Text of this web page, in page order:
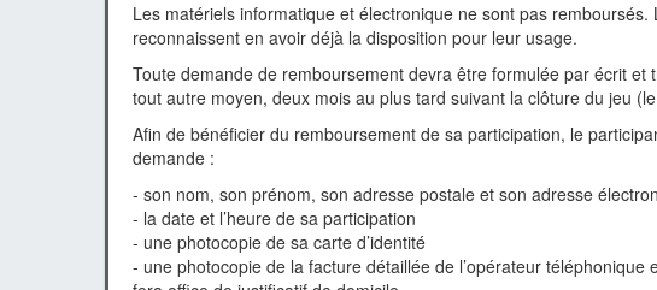
Les matériels informatique et électronique ne sont pas
reconnaissent en avoir déjà la disposition pour leur usage.
Toute demande de remboursement devra être formulée par écrit et
tout autre moyen, deux mois au plus tard suivant la clôture du jeu
Afin de bénéficier du remboursement de sa participation, le
demande :
- son nom, son prénom, son adresse postale et son adresse
- la date et l’heure de sa participation
- une photocopie de sa carte d’identité
- une photocopie de la facture détaillée de l’opérateur téléphonique